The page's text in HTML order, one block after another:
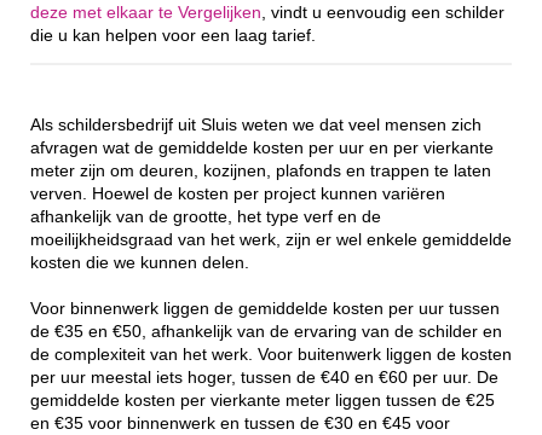
deze met elkaar te Vergelijken , vindt u eenvoudig een schilder
die u kan helpen voor een laag tarief.
Als schildersbedrijf uit Sluis weten we dat veel mensen zich
afvragen wat de gemiddelde kosten per uur en per vierkante
meter zijn om deuren, kozijnen, plafonds en trappen te laten
verven. Hoewel de kosten per project kunnen variëren
afhankelijk van de grootte, het type verf en de
moeilijkheidsgraad van het werk, zijn er wel enkele gemiddelde
kosten die we kunnen delen.
Voor binnenwerk liggen de gemiddelde kosten per uur tussen
de €35 en €50, afhankelijk van de ervaring van de schilder en
de complexiteit van het werk. Voor buitenwerk liggen de kosten
per uur meestal iets hoger, tussen de €40 en €60 per uur. De
gemiddelde kosten per vierkante meter liggen tussen de €25
en €35 voor binnenwerk en tussen de €30 en €45 voor